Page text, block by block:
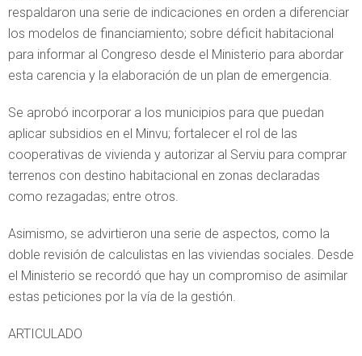
respaldaron una serie de indicaciones en orden a diferenciar
los modelos de financiamiento; sobre déficit habitacional
para informar al Congreso desde el Ministerio para abordar
esta carencia y la elaboración de un plan de emergencia.
Se aprobó incorporar a los municipios para que puedan
aplicar subsidios en el Minvu; fortalecer el rol de las
cooperativas de vivienda y autorizar al Serviu para comprar
terrenos con destino habitacional en zonas declaradas
como rezagadas; entre otros.
Asimismo, se advirtieron una serie de aspectos, como la
doble revisión de calculistas en las viviendas sociales. Desde
el Ministerio se recordó que hay un compromiso de asimilar
estas peticiones por la vía de la gestión.
ARTICULADO